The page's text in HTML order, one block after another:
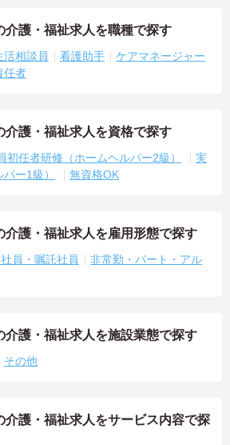
介護・福祉求人を職種で探す
活相談員 看護助手
ケアマネージャー
任者
介護・福祉求人を資格で探す
初任者研修（ホームヘルパー2級）
実
ー1級）
無資格OK
介護・福祉求人を雇用形態で探す
員・嘱託社員
非常勤・パート・アル
介護・福祉求人を施設業態で探す
その他
介護・福祉求人をサービス内容で探